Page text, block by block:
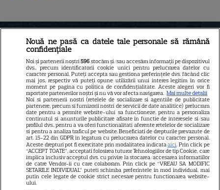
Despre Tvmania
Contact
Contacte televiziuni
Abonamente
Publicitate
Termeni și condiții
Nouă ne pasă ca datele tale personale să rămână
confidențiale
Noi și partenerii noștri596 stocăm și/sau accesăm informații pe dispozitivul
dvs., precum identificatorii cookie unici pentru prelucrarea datelor cu
caracter personal. Puteți accepta sau gestiona preferințele dvs. făcând clic
mai jos, respectiv vă puteți opune utilizării unui interes legitim în orice
moment pe pagina cu politica de confidențialitate. Aceste alegeri vor fi
raportate partenerilor noștri și nu vă vor afecta navigarea. Mai multe detalii
Noi si partenerii nostri (retelele de socializare si agentiile de publicitate
partenere, precum si furnizorii nostri de servicii de date analitice) prelucram
date pentru a permite website-ului sa functioneze, pentru a personaliza
continutul si anunturile publicitare afisate in functie de interesele si/sau
profilul dvs., pentru a va oferi functionalitati aferente retelelor de socializare
si pentru a analiza traficul pe website. Beneficiati de drepturile prevazute de
art. 15-22 din GDPR in legatura cu prelucrarea datelor cu caracter personal.
Aceste drepturi pot fi exercitate prin modalitatea indicataaici. Prin click pe
“ACCEPT TOATE”, acceptati folosirea tuturor Tehnologiilor de tip Cookie, care
implica inclusiv acceptul dvs. cu privire la stocarea/accesarea informatiilor
de catre Vendor-ii cu care colaboram. Prin click pe “VREAU SA MODIFIC
SETARILE INDIVIDUAL” puteti schimba preferintele in mod individual, mai
putin cele legate de cookie strict necesare pentru functionarea website-
ului.